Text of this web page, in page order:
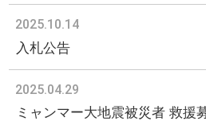
2025.10.14
入札公告
2025.04.29
ミャンマー大地震被災者 救援